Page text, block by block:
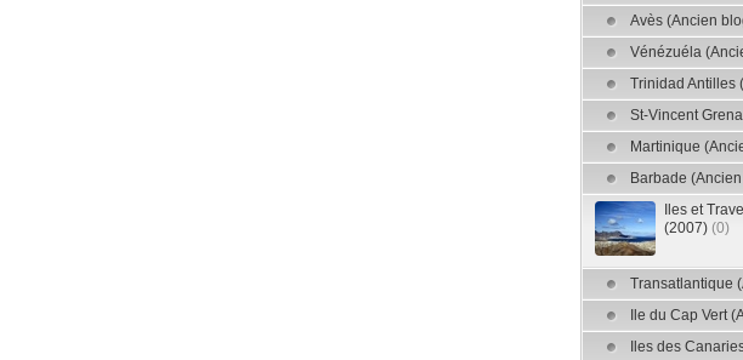
Avès (Ancien
Vénézuéla
Trinidad Antilles
St-Vincent
Martinique
Barbade
Iles et
(2007) (0)
Transatlantique
Ile du Cap Vert
Iles des